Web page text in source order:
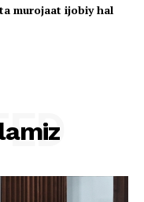
murojaat ijobiy hal